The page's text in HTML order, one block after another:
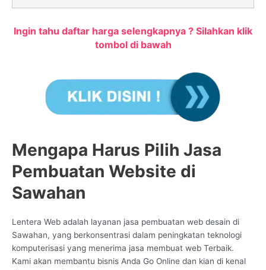
Ingin tahu daftar harga selengkapnya ? Silahkan klik
tombol di bawah
Mengapa Harus Pilih Jasa
Pembuatan Website di
Sawahan
Lentera Web adalah layanan jasa pembuatan web desain di
Sawahan, yang berkonsentrasi dalam peningkatan teknologi
komputerisasi yang menerima jasa membuat web Terbaik.
Kami akan membantu bisnis Anda Go Online dan kian di kenal